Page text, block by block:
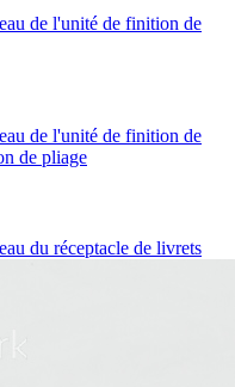
de l'unité de finition de
de l'unité de finition de
de pliage
du réceptacle de livrets